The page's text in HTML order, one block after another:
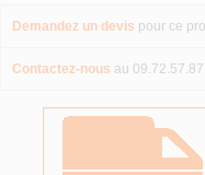
Demandez un devis pour ce
Contactez-nous au